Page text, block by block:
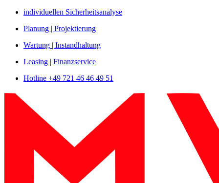
Zum
springen
individuellen Sicherheitsanalyse
Planung | Projektierung
Wartung | Instandhaltung
Leasing | Finanzservice
Hotline +49 721 46 46 49 51